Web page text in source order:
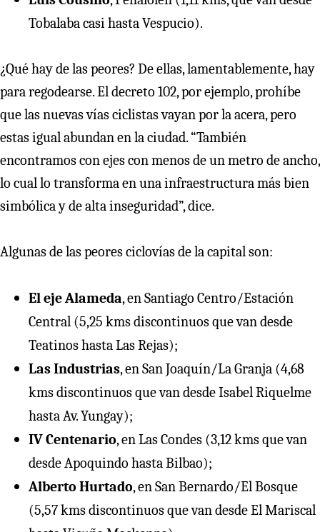
Tobalaba casi hasta Vespucio).
¿Qué hay de las peores? De ellas, lamentablemente, hay
para regodearse. El decreto 102, por ejemplo, prohíbe
que las nuevas vías ciclistas vayan por la acera, pero
estas igual abundan en la ciudad. “También
encontramos con ejes con menos de un metro de ancho,
lo cual lo transforma en una infraestructura más bien
simbólica y de alta inseguridad”, dice.
Algunas de las peores ciclovías de la capital son:
El eje Alameda, en Santiago Centro/Estación
Central (5,25 kms discontinuos que van desde
Teatinos hasta Las Rejas);
Las Industrias, en San Joaquín/La Granja (4,68
kms discontinuos que van desde Isabel Riquelme
hasta Av. Yungay);
IV Centenario, en Las Condes (3,12 kms que van
desde Apoquindo hasta Bilbao);
Alberto Hurtado, en San Bernardo/El Bosque
(5,57 kms discontinuos que van desde El Mariscal